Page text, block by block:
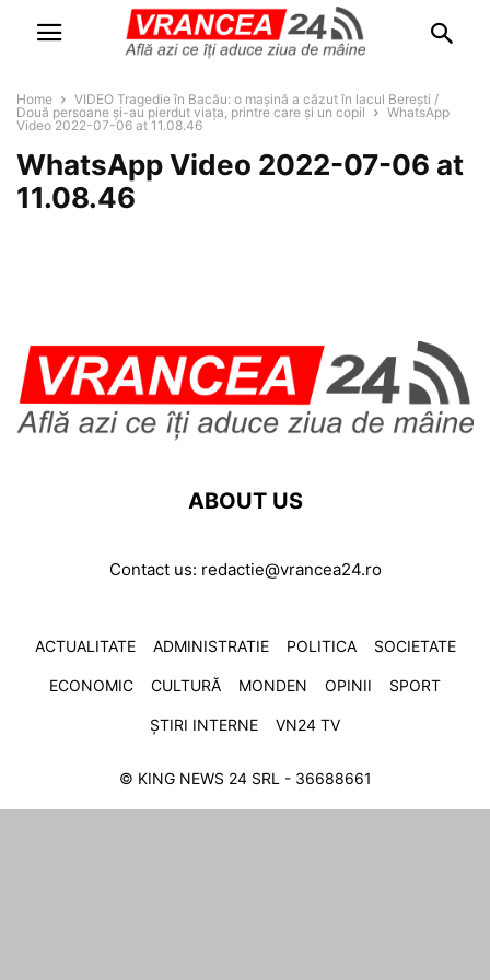
Home
VIDEO Tragedie în Bacău: o mașină a căzut în lacul Berești /
Două persoane și-au pierdut viața, printre care și un copil
WhatsApp
Video 2022-07-06 at 11.08.46
WhatsApp Video 2022-07-06 at
11.08.46
ABOUT US
Contact us: redactie@vrancea24.ro
ACTUALITATE ADMINISTRATIE POLITICA SOCIETATE
ECONOMIC CULTURĂ MONDEN OPINII SPORT
ȘTIRI INTERNE VN24 TV
© KING NEWS 24 SRL - 36688661